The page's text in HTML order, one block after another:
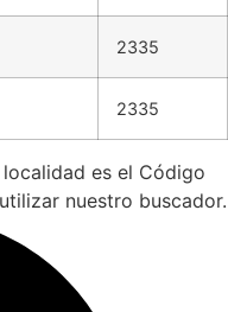
2335
2335
es el Código
nuestro buscador.